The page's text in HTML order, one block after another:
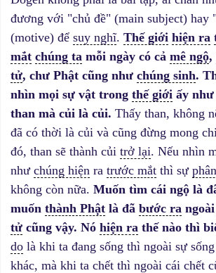
đương với "chủ đề" (main subject) hay
(motive) để suy nghĩ. Thế giới hiện ra
mắt chúng ta mỗi ngày có cả mê ngộ,
tử, chư Phật cũng như chúng sinh.
nhìn mọi sự vật trong thế giới ấy
than mà củi là củi. Thấy than, không
đã có thời là củi và cũng đừng mong
đó, than sẽ thành củi trở lại. Nếu nhìn
như chúng hiện ra trước mắt thì sự
không còn nữa. Muốn tìm cái ngộ là
muốn thành Phật là đã bước ra ngoài
tử cũng vậy. Nó hiện ra thế nào thì
do là khi ta đang sống thì ngoài sự
khác, mà khi ta chết thì ngoài cái chết